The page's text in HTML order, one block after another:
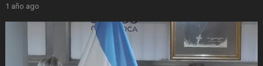
1 año ago